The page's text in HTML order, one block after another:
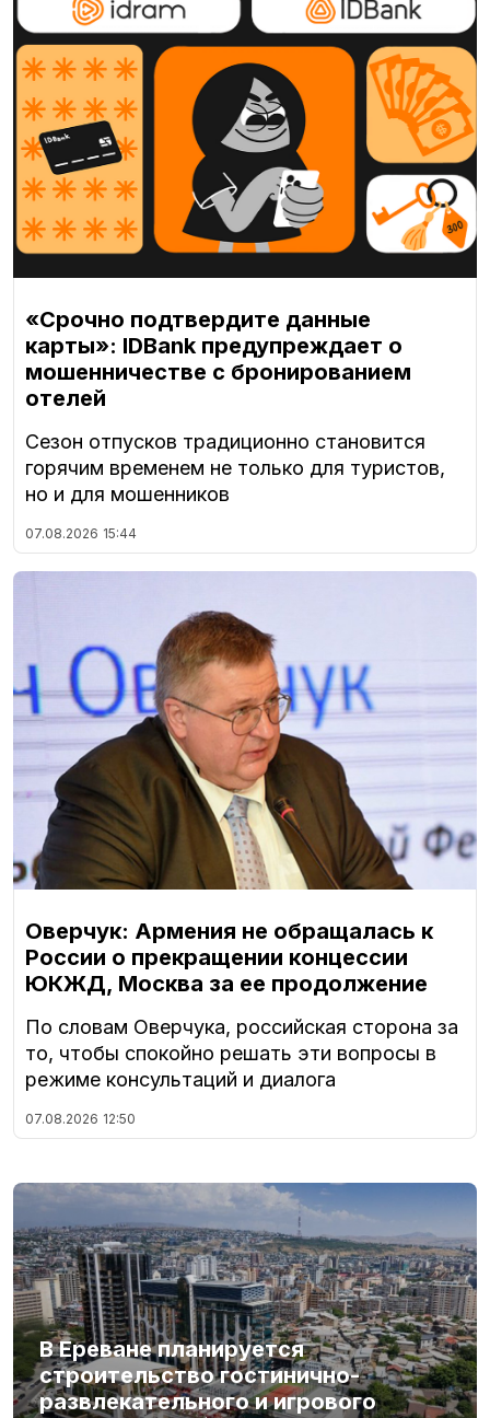
«Срочно подтвердите данные
карты»: IDBank предупреждает о
мошенничестве с бронированием
отелей
Сезон отпусков традиционно становится
горячим временем не только для туристов,
но и для мошенников
07.08.2026 15:44
Оверчук: Армения не обращалась к
России о прекращении концессии
ЮКЖД, Москва за ее продолжение
По словам Оверчука, российская сторона за
то, чтобы спокойно решать эти вопросы в
режиме консультаций и диалога
07.08.2026 12:50
В Ереване планируется
строительство гостинично-
развлекательного и игрового